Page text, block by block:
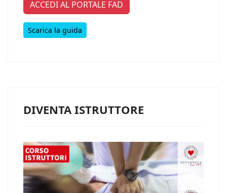
ACCEDI AL PORTALE FAD
Scarica la guida
DIVENTA ISTRUTTORE